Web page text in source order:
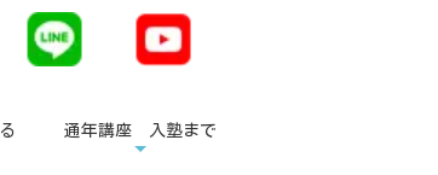
通年講座 入塾まで